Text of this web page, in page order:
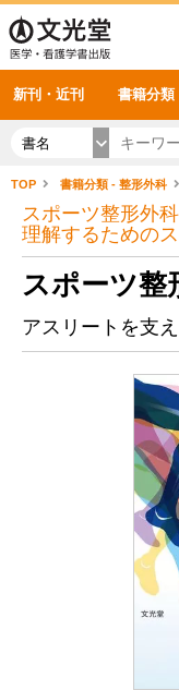
新刊・近刊 書籍分類
感染症 老
呼吸器
循環器
雑誌投稿規定
理学療法
雑誌案内・年間購読
電子書籍
電子雑誌
書籍「データに基づく臨
書籍「眼手術学」WEB動画
書籍「神経症候学 II 改訂
新刊一覧
今後の発行予定
書名
TOP 書籍分類 - 整形外科
スポーツ整形外
理解するための
スポーツ整
アスリートを支